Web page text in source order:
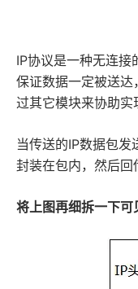
IP协议是一种无连接
保证数据一定被送
过其它模块来协助实
当传送的IP数据包
封装在包内，然后回
将上图再细拆一下可